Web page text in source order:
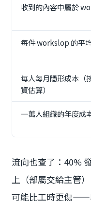
收到的內容中屬於
每件 workslop 的平
每人每月隱形成本（
資估算）
一萬人組織的年度成
流向也查了：40%
上（部屬交給主管
可能比工時更傷——